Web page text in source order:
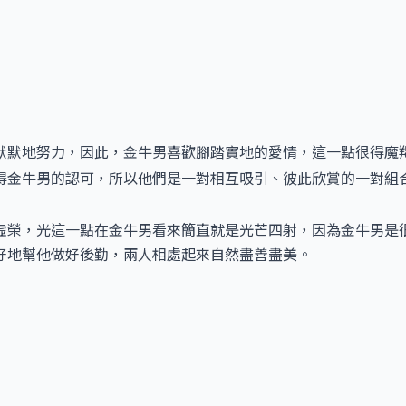
地努力，因此，金牛男喜歡腳踏實地的愛情，這一點很得魔
牛男的認可，所以他們是一對相互吸引、彼此欣賞的一對組
，光這一點在金牛男看來簡直就是光芒四射，因為金牛男是
幫他做好後勤，兩人相處起來自然盡善盡美。